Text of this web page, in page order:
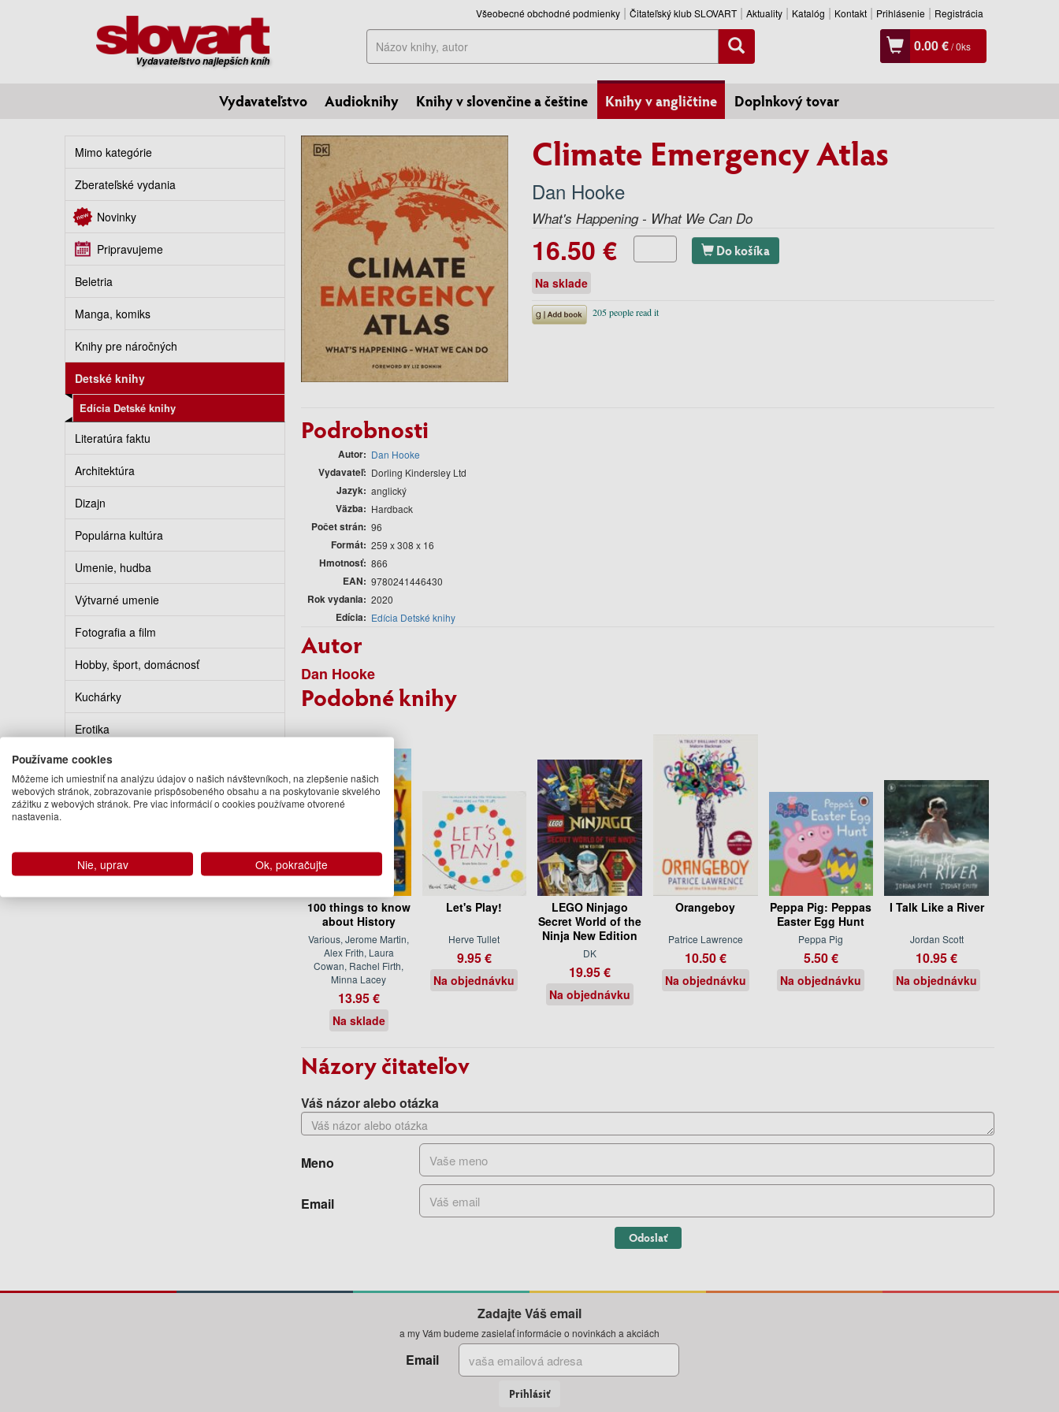
Vydavateľstvo najlepších kníh
Všeobecné obchodné podmienky Čitateľský klub SLOVART Aktuality Katalóg Kontakt Prihlásenie Registrácia
Hľadať 0.00 €/0ks
Vydavateľstvo Audioknihy Knihy v slovenčine a češtine Knihy v angličtine Doplnkový tovar
Mimo kategórie
Zberateľské vydania
Novinky
Pripravujeme
Beletria
Manga, komiks
Knihy pre náročných
Detské knihy
Edícia Detské knihy
Literatúra faktu
Architektúra
Dizajn
Populárna kultúra
Umenie, hudba
Výtvarné umenie
Fotografia a film
Hobby, šport, domácnosť
Kuchárky
Erotika
Kalendáre, diáre, pohľadnice
Turistickí sprievodcovia
Climate Emergency Atlas
Dan Hooke
What's Happening - What We Can Do
16.50 € Do košíka
Na sklade
Podrobnosti
Autor Dan Hooke
Vydavateľ Dorling Kindersley Ltd
Jazyk anglický
Väzba Hardback
Počet strán 96
Formát 259 x 308 x 16
Hmotnosť 866
EAN 9780241446430
Rok vydania 2020
Edícia Edícia Detské knihy
Autor
Dan Hooke
Podobné knihy
100 things to know
about History
Various, Jerome Martin,
Alex Frith, Laura
Cowan, Rachel Firth,
Minna Lacey
13.95 €
Na sklade
Let's Play!
Herve Tullet
9.95 €
Na objednávku
LEGO Ninjago
Secret World of the
Ninja New Edition
DK
19.95 €
Na objednávku
Orangeboy
Patrice Lawrence
10.50 €
Na objednávku
Peppa Pig: Peppas
Easter Egg Hunt
Peppa Pig
5.50 €
Na objednávku
I Talk Like a River
Jordan Scott
10.95 €
Na objednávku
Názory čitateľov
Váš názor alebo otázka
Meno
Email
Odoslať
Zadajte Váš email
a my Vám budeme zasielať informácie o novinkách a akciách
Email
Prihlásiť
Používame cookies
Môžeme ich umiestniť na analýzu údajov o našich návštevníkoch, na zlepšenie našich
webových stránok, zobrazovanie prispôsobeného obsahu a na poskytovanie skvelého
zážitku z webových stránok. Pre viac informácií o cookies používame otvorené
nastavenia.
Nie, uprav Ok, pokračujte